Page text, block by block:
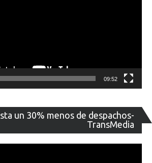
09:52
un 30% menos de despachos-
TransMedia
de